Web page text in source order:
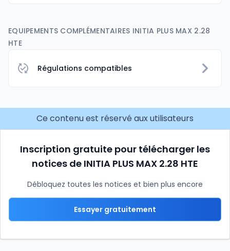
EQUIPEMENTS COMPLÉMENTAIRES INITIA PLUS MAX 2.28
HTE
Régulations compatibles
Ce contenu est réservé aux utilisateurs
Inscription gratuite pour télécharger les
notices de INITIA PLUS MAX 2.28 HTE
Débloquez toutes les notices et bien plus encore
Essayer gratuitement